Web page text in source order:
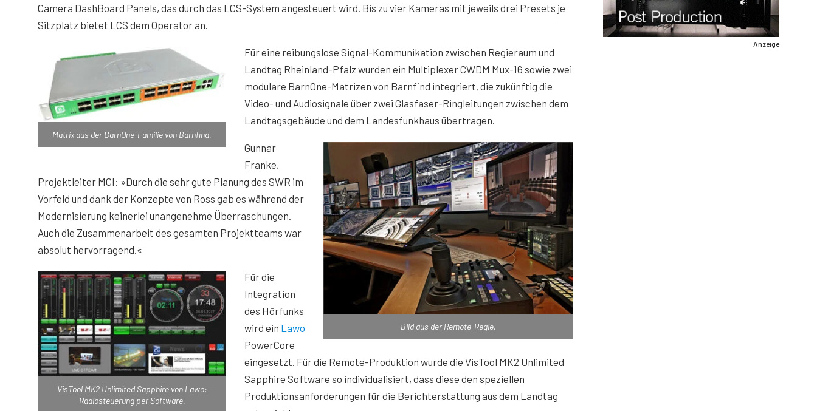
Camera DashBoard Panels, das durch das LCS-System angesteuert wird. Bis zu vier Kameras mit jeweils drei Presets je
Sitzplatz bietet LCS dem Operator an.
Matrix aus der BarnOne-Familie von Barnfind.
Für eine reibungslose Signal-Kommunikation zwischen Regieraum und
Landtag Rheinland-Pfalz wurden ein Multiplexer CWDM Mux-16 sowie zwei
modulare BarnOne-Matrizen von Barnfind integriert, die zukünftig die
Video- und Audiosignale über zwei Glasfaser-Ringleitungen zwischen dem
Landtagsgebäude und dem Landesfunkhaus übertragen.
Bild aus der Remote-Regie.
Gunnar
Franke,
Projektleiter MCI: »Durch die sehr gute Planung des SWR im
Vorfeld und dank der Konzepte von Ross gab es während der
Modernisierung keinerlei unangenehme Überraschungen.
Auch die Zusammenarbeit des gesamten Projektteams war
absolut hervorragend.«
VisTool MK2 Unlimited Sapphire von Lawo:
Radiosteuerung per Software.
Für die
Integration
des Hörfunks
wird ein Lawo
PowerCore
eingesetzt. Für die Remote-Produktion wurde die VisTool MK2 Unlimited
Sapphire Software so individualisiert, dass diese den speziellen
Produktionsanforderungen für die Berichterstattung aus dem Landtag
Anzeige